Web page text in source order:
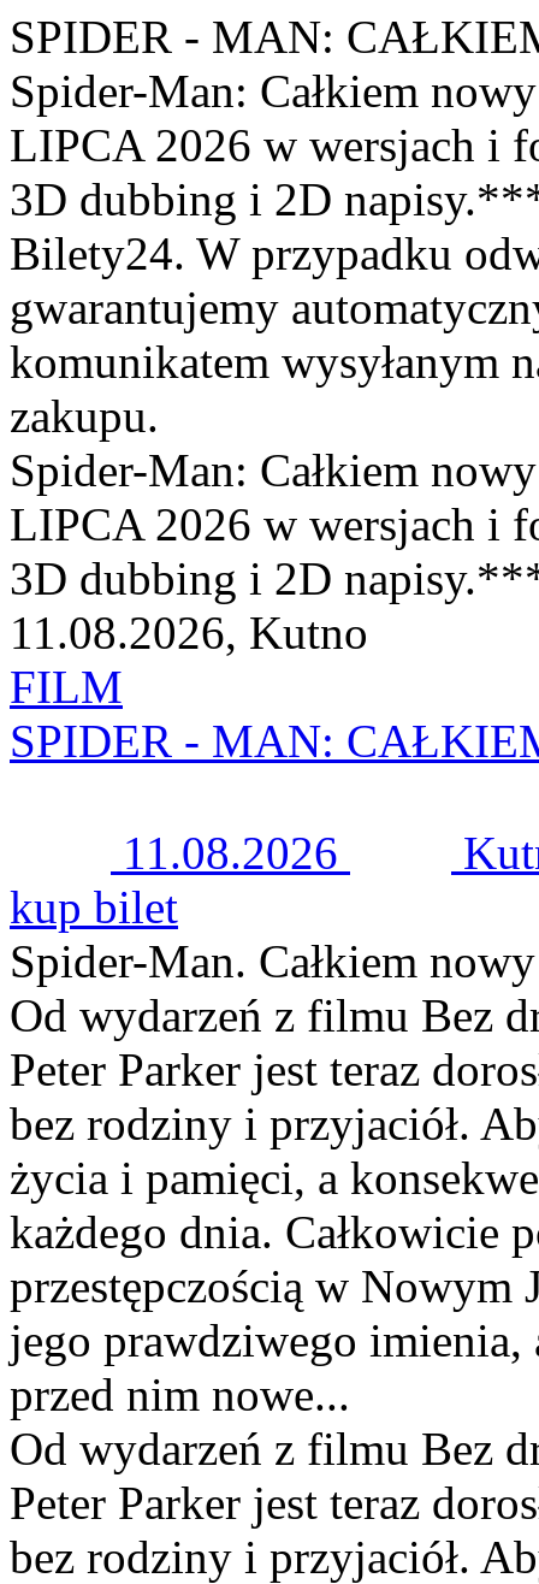
SPIDER - MAN:
Spider-Man: Całkiem
LIPCA 2026 w wersjach i
3D dubbing i 2D
Bilety24. W przypadku
gwarantujemy
komunikatem wysyłanym
zakupu.
Spider-Man: Całkiem
LIPCA 2026 w wersjach i
3D dubbing i 2D
11.08.2026, Kutno
FILM
SPIDER - MAN:
11.08.2026
kup bilet
Spider-Man. Całkiem
Od wydarzeń z filmu Bez
Peter Parker jest teraz
bez rodziny i przyjaciół.
życia i pamięci, a
każdego dnia. Całkowicie
przestępczością w Nowym
jego prawdziwego imienia,
przed nim nowe...
Od wydarzeń z filmu Bez
Peter Parker jest teraz
bez rodziny i przyjaciół.